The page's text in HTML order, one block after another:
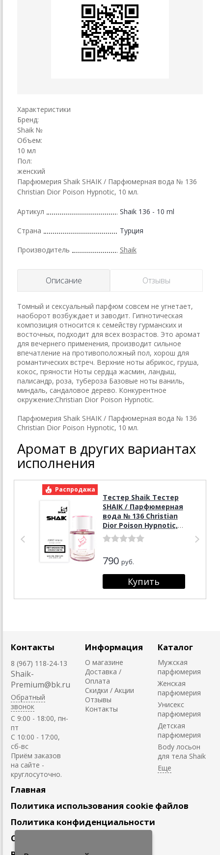
Характеристики
Бренд:
Shaik №
Объем:
10 мл
Пол:
женский
Парфюмерия Shaik SHAIK / Парфюмерная вода № 136
Christian Dior Poison Hypnotic, 10 мл.
Артикул Shaik 136 - 10 ml
Страна Турция
Производитель Shaik
Описание Отзывы
Томный и сексуальный парфюм совсем не угнетает,
наоборот возбуждает и заводит. Гипнотическая
композиция относится к семейству гурманских и
восточных, подходит для всех возрастов. Это аромат
для вечернего применения, производит сильное
впечатление на противоположный пол, хорош для
романтических встреч. Верхние ноты абрикос, груша,
кокос, пряности Ноты сердца жасмин, ландыш,
палисандр, роза, тубероза Базовые ноты ваниль,
миндаль, сандаловое дерево. Конкурентное
окружение:Christian Dior Poison Hypnotic.
Парфюмерия Shaik SHAIK / Парфюмерная вода № 136
Christian Dior Poison Hypnotic, 10 мл.
Аромат в других вариантах
исполнения
Распродажа
Тестер Shaik Тестер
SHAIK / Парфюмерная
вода № 136 Christian
Dior Poison Hypnotic,
25 мл
790 руб.
Контакты
8 (967) 118-24-13
Shaik-
Premium@bk.ru
Обратный
звонок
C 9:00 - 18:00, пн-
пт
С 10:00 - 17:00,
сб-вс
Приём заказов
на сайте -
круглосуточно.
Информация
О магазине
Доставка /
Оплата
Скидки / Акции
Отзывы
Контакты
Каталог
Мужская
парфюмерия
Женская
парфюмерия
Унисекс
парфюмерия
Детская
парфюмерия
Body лосьон
для тела Shaik
Главная
Политика использования cookie файлов
Политика конфиденциальности
Сотрудничество